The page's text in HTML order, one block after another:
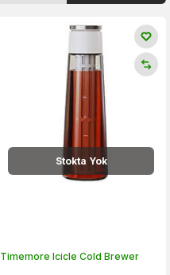
Stokta Yok
Timemore Icicle Cold Brewer